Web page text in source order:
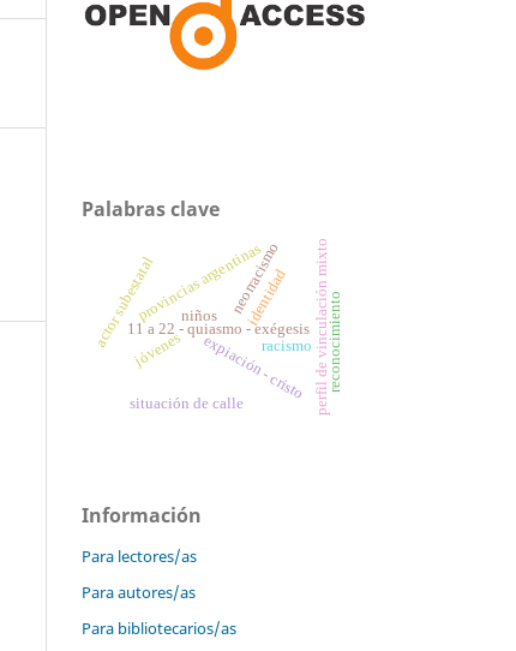
Palabras clave
11 a 22 - quiasmo - exégesis perfil de vinculación mixto
actor subestatalprovincias argentinas
expiación - cristo
niños
jóvenes
situación de calle
identidad
racismo
neorracismo
reconocimiento
Información
Para lectores/as
Para autores/as
Para bibliotecarios/as